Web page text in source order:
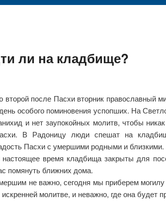
ли на кладбище?
второй после Пасхи вторник православный
особого поминовения успопших. На
и нет заупокойных молитв, чтобы
В Радоницу люди спешат на
Пасхи с умершими родными и близкими.
время кладбища закрыты для
помянуть ближних дома.
не важно, сегодня мы приберем могилу
молитве, и неважно, где она будет